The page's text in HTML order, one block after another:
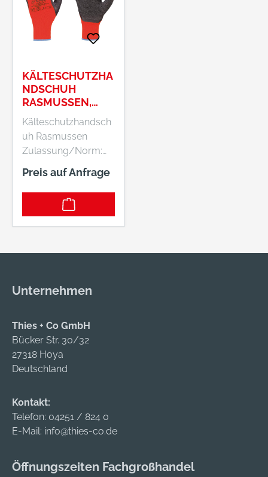
KÄLTESCHUTZHA
NDSCHUH
RASMUSSEN,
GR.8
Kälteschutzhandsch
uh Rasmussen
Zulassung/Norm:
EN 388, EN 511, EN
420 Eigenschaften: •
Kälteisolierend •
Wasserabweisend •
Innenhandbeschicht
Schlingenplüsch
bis max. –30 °C •
Sehr gute Griff- und
Rutschsicherheit •
Wasserabweisende
Passform
Anwendungsbereich
e: Umgang mit
Material: Träger aus
Preis auf Anfrage
Unternehmen
Thies + Co GmbH
Bücker Str. 30/32
27318 Hoya
Deutschland
Kontakt:
Telefon: 04251 / 824 0
E-Mail: info@thies-co.de
Öffnungszeiten Fachgroßhandel